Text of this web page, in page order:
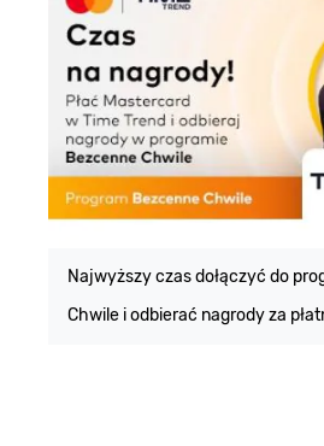
Najwyższy czas dołączyć do
Chwile i odbierać nagrody za